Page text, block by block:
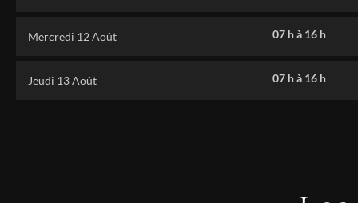
Mercredi 12 Août 07 hà 16 h
Jeudi 13 Août 07 hà 16 h